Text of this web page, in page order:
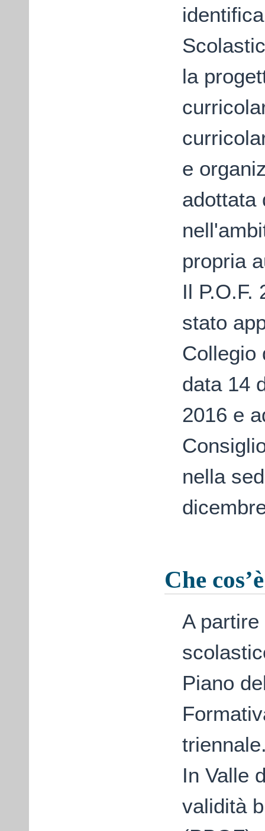
la
e
adottata
propria
Il P.O.F.
stato
Collegio
data 14
2016 e
nella
Che
A
Piano
In Valle
validità